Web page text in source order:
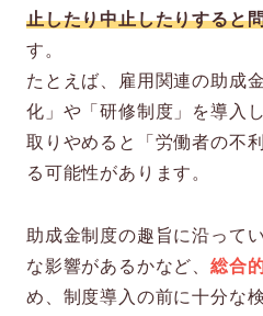
止したり中止したりすると
す。
たとえば、雇用関連の助成
化」や「研修制度」を導入
取りやめると「労働者の不
る可能性があります。
助成金制度の趣旨に沿って
な影響があるかなど、 総合
め、制度導入の前に十分な